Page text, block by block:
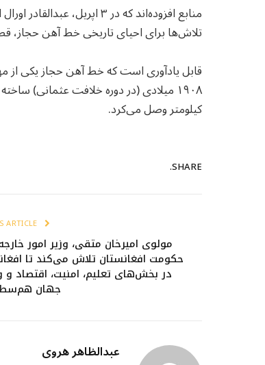
منابع افزوده‌اند که در ۳
تلاش‌ها برای احیای تاریخی خط آهن حجاز،
کیلومتر وصل می‌کرد.
SHARE.
مولوی امیرخان متقی، وزیر امور
حکومت افغانستان تلاش می‌کند تا
در بخش‌های تعلیم، امنیت، اقتصاد و
جهان
عبدالظاهر هروی